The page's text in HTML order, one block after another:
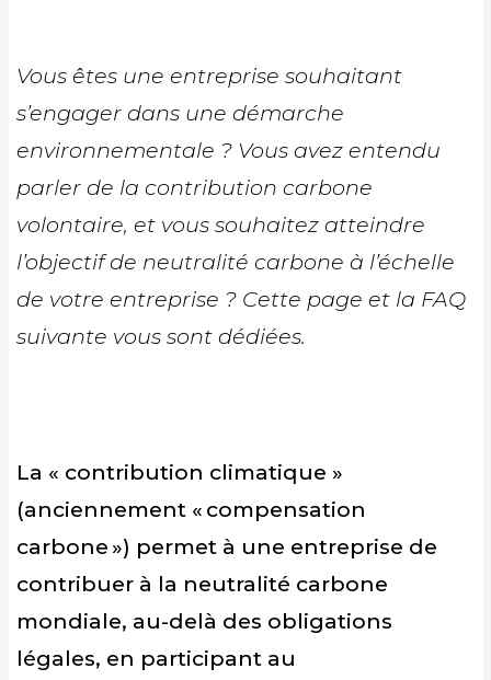
Vous êtes une entreprise souhaitant
s’engager dans une démarche
environnementale ? Vous avez entendu
parler de la contribution carbone
volontaire, et vous souhaitez atteindre
l’objectif de neutralité carbone à l’échelle
de votre entreprise ? Cette page et la FAQ
suivante vous sont dédiées.
La « contribution climatique »
(anciennement « compensation
carbone ») permet à une entreprise de
contribuer à la neutralité carbone
mondiale, au-delà des obligations
légales, en participant au